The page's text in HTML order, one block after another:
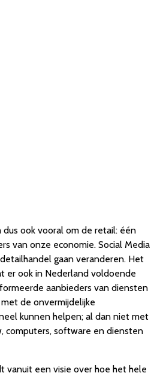
dus ook vooral om de retail: één
van onze economie. Social Media
gaan veranderen. Het
er ook in Nederland voldoende
aanbieders van diensten
de onvermijdelijke
kunnen helpen; al dan niet met
computers, software en diensten
vanuit een visie over hoe het hele